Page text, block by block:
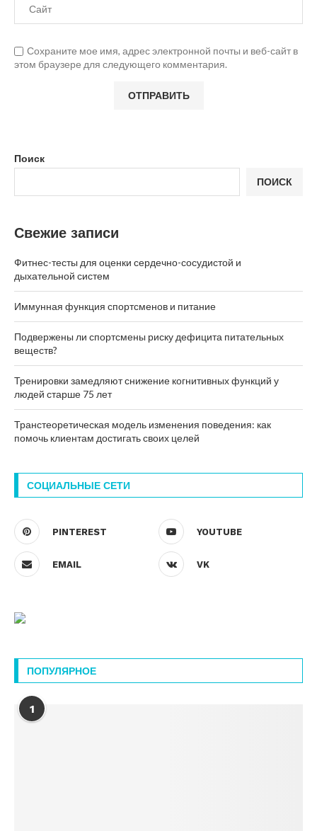
Сохраните мое имя, адрес электронной почты и веб-сайт в
этом браузере для следующего комментария.
Поиск
ПОИСК
Свежие записи
Фитнес-тесты для оценки сердечно-сосудистой и
дыхательной систем
Иммунная функция спортсменов и питание
Подвержены ли спортсмены риску дефицита питательных
веществ?
Тренировки замедляют снижение когнитивных функций у
людей старше 75 лет
Транстеоретическая модель изменения поведения: как
помочь клиентам достигать своих целей
СОЦИАЛЬНЫЕ СЕТИ
PINTEREST YOUTUBE
EMAIL VK
ПОПУЛЯРНОЕ
1